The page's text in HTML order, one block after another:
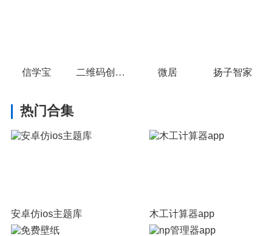
信学宝 二维码创作室 微居 扬子智家
热门合集
安卓仿ios主题库 木工计算器app